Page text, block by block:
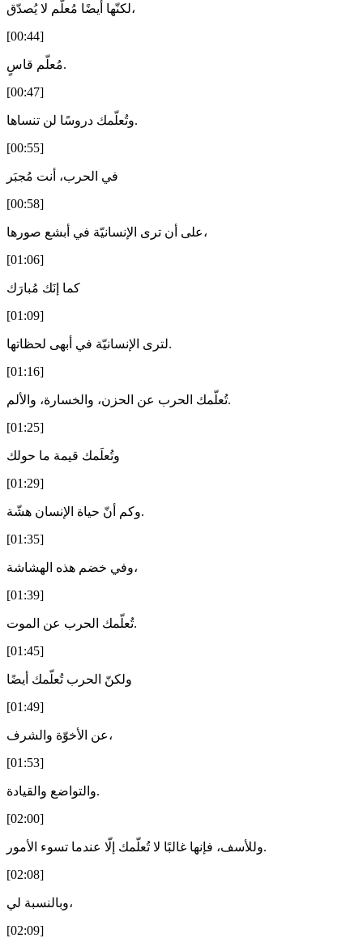
لكنّها أيضًا مُعلّم لا يُصدّق،
[00:44]
مُعلّم قاسٍ.
[00:47]
وتُعلّمك دروسًا لن تنساها.
[00:55]
في الحرب، أنت مُجبَر
[00:58]
على أن ترى الإنسانيّة في أبشع صورها،
[01:06]
كما إنَك مُبارَك
[01:09]
لترى الإنسانيّة في أبهى لحظاتها.
[01:16]
تُعلّمك الحرب عن الحزن، والخسارة، والألم.
[01:25]
وتُعلَمك قيمة ما حولك
[01:29]
وكم أنّ حياة الإنسان هشّة.
[01:35]
وفي خضم هذه الهشاشة،
[01:39]
تُعلّمك الحرب عن الموت.
[01:45]
ولكنّ الحرب تُعلّمك أيضًا
[01:49]
عن الأخوّة والشرف،
[01:53]
والتواضع والقيادة.
[02:00]
وللأسف، فإنها غالبًا لا تُعلّمك إلّا عندما تسوء الأمور.
[02:08]
وبالنسبة لي،
[02:09]